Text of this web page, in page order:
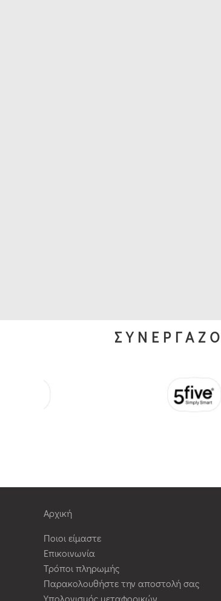
Αρχική
Ποιοι είμαστε
Επικοινωνία
Τρόποι πληρωμής
Παρακολουθήστε την αποστολή σας
Υπολογισμός μεταφορικών